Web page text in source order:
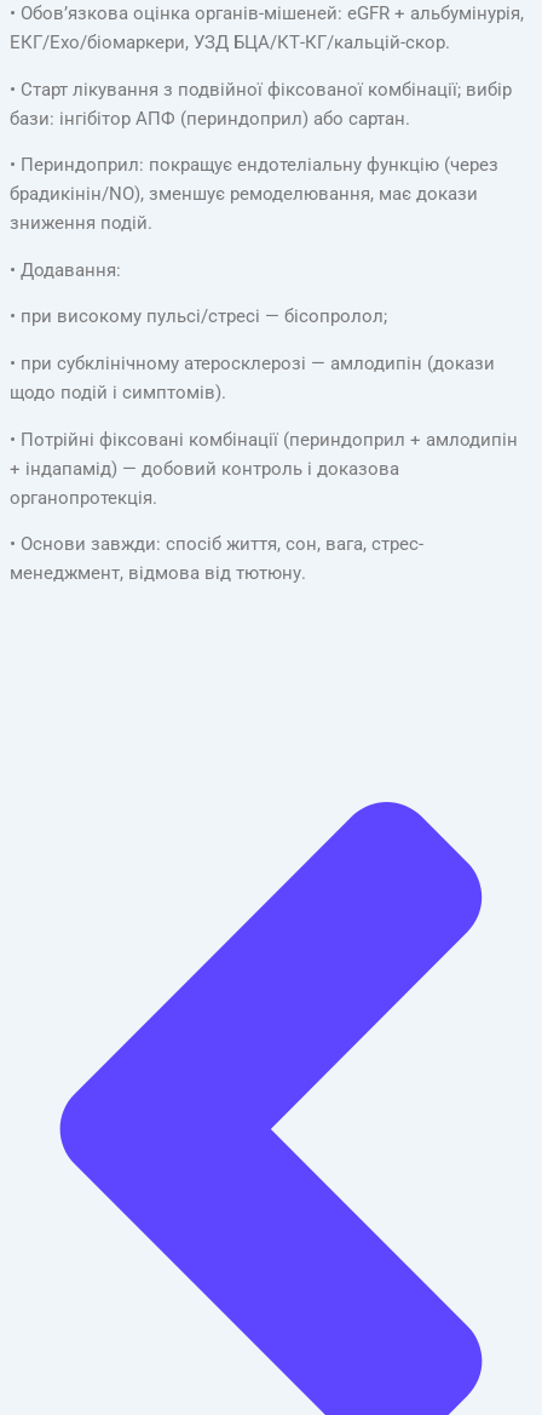
• Обов’язкова оцінка органів-мішеней: eGFR + альбумінурія,
ЕКГ/Ехо/біомаркери, УЗД БЦА/КТ-КГ/кальцій-скор.
• Старт лікування з подвійної фіксованої комбінації; вибір
бази: інгібітор АПФ (периндоприл) або сартан.
• Периндоприл: покращує ендотеліальну функцію (через
брадикінін/NO), зменшує ремоделювання, має докази
зниження подій.
• Додавання:
• при високому пульсі/стресі — бісопролол;
• при субклінічному атеросклерозі — амлодипін (докази
щодо подій і симптомів).
• Потрійні фіксовані комбінації (периндоприл + амлодипін
+ індапамід) — добовий контроль і доказова
органопротекція.
• Основи завжди: спосіб життя, сон, вага, стрес-
менеджмент, відмова від тютюну.